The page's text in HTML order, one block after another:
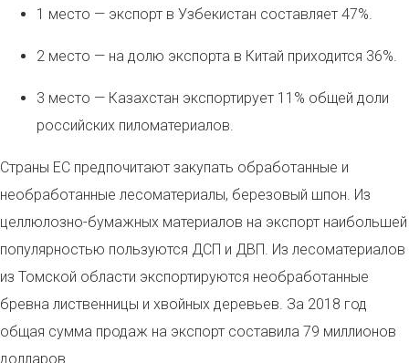
1 место — экспорт в Узбекистан составляет 47%.
2 место — на долю экспорта в Китай приходится 36%.
3 место — Казахстан экспортирует 11% общей доли
российских пиломатериалов.
Страны ЕС предпочитают закупать обработанные и
необработанные лесоматериалы, березовый шпон. Из
целлюлозно-бумажных материалов на экспорт наибольшей
популярностью пользуются ДСП и ДВП. Из лесоматериалов
из Томской области экспортируются необработанные
бревна лиственницы и хвойных деревьев. За 2018 год
общая сумма продаж на экспорт составила 79 миллионов
долларов.